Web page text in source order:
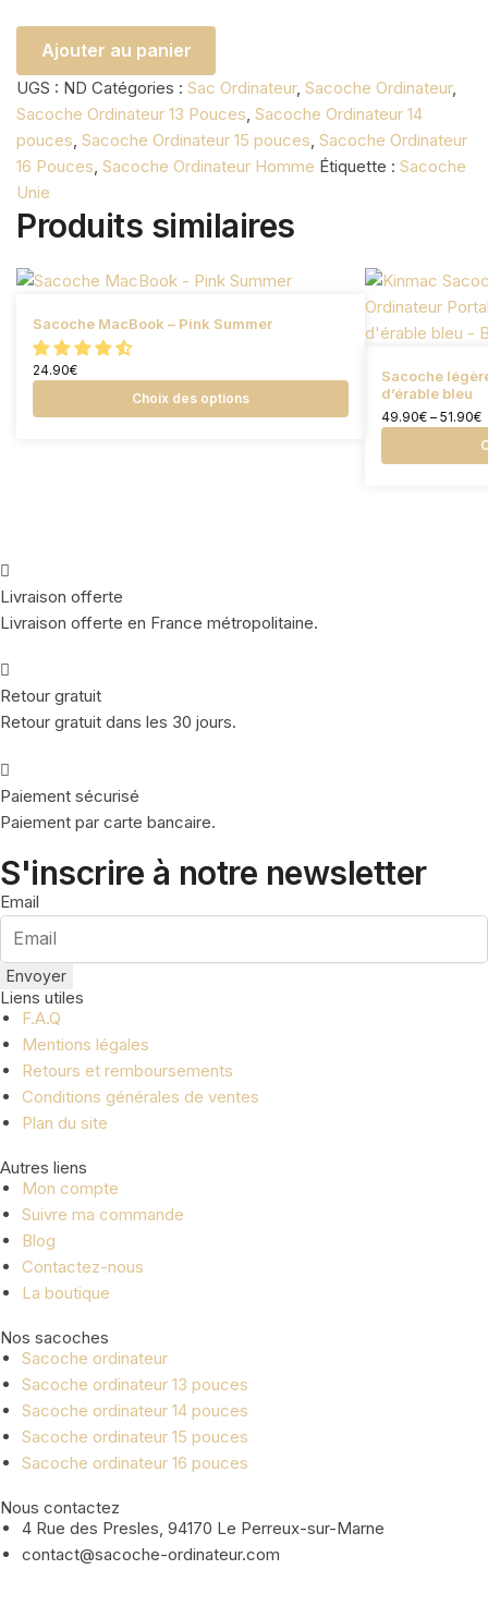
Ajouter au panier
UGS : ND Catégories : Sac Ordinateur, Sacoche Ordinateur,
Sacoche Ordinateur 13 Pouces Sacoche Ordinateur 14
pouces Sacoche Ordinateur 15 pouces Sacoche Ordinateur
16 Pouces Sacoche Ordinateur Homme Étiquette : Sacoche
Unie
Produits similaires
Sacoche MacBook – Pink Summer
24.90€
Choix des options
Ce produit a plusieurs variations. Les
options peuvent être choisies sur la page du
produit
Sacoche
d’érable bleu
49.90€ – 51.90€
Ce produit a
options
produit
Livraison offerte
Livraison offerte en France métropolitaine.
Retour gratuit
Retour gratuit dans les 30 jours.
Paiement sécurisé
Paiement par carte bancaire.
S'inscrire à notre newsletter
Email
Envoyer
Liens utiles
F.A.Q
Mentions légales
Retours et remboursements
Conditions générales de ventes
Plan du site
Autres liens
Mon compte
Suivre ma commande
Blog
Contactez-nous
La boutique
Nos sacoches
Sacoche ordinateur
Sacoche ordinateur 13 pouces
Sacoche ordinateur 14 pouces
Sacoche ordinateur 15 pouces
Sacoche ordinateur 16 pouces
Nous contactez
4 Rue des Presles, 94170 Le Perreux-sur-Marne
contact@sacoche-ordinateur.com